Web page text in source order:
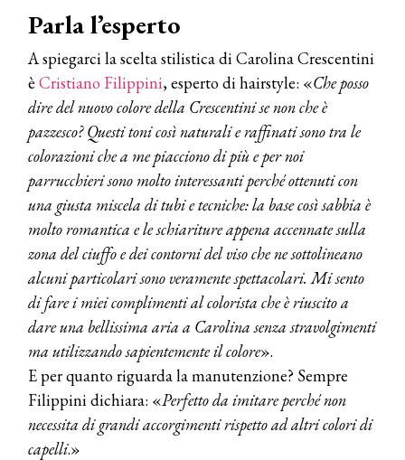
Parla l’esperto
A spiegarci la scelta stilistica di Carolina Crescentini
è Cristiano Filippini, esperto di hairstyle: «Che posso
dire del nuovo colore della Crescentini se non che è
pazzesco? Questi toni così naturali e raffinati sono tra le
colorazioni che a me piacciono di più e per noi
parrucchieri sono molto interessanti perché ottenuti con
una giusta miscela di tubi e tecniche: la base così sabbia è
molto romantica e le schiariture appena accennate sulla
zona del ciuffo e dei contorni del viso che ne sottolineano
alcuni particolari sono veramente spettacolari. Mi sento
di fare i miei complimenti al colorista che è riuscito a
dare una bellissima aria a Carolina senza stravolgimenti
ma utilizzando sapientemente il colore».
E per quanto riguarda la manutenzione? Sempre
Filippini dichiara: «Perfetto da imitare perché non
necessita di grandi accorgimenti rispetto ad altri colori di
capelli.»
WELLNESS CONGRESS 2022: I
DYSON
Dyson presenta la nuova collezione
pervinca e rosé per Natale
COTRIL
Continua la carrellata di look firmati
Cotril alla Festa del Cinema di Roma
TONI&GUY
A Natale regala una doppia
TONI&GUY “Feel Good Experience”!
TONI&GUY
LABEL.M lancia la sua innovativa ed
eco-sostenibile linea di prodotti
professionali
DAVINES
Davines presenta cofanetti beauty